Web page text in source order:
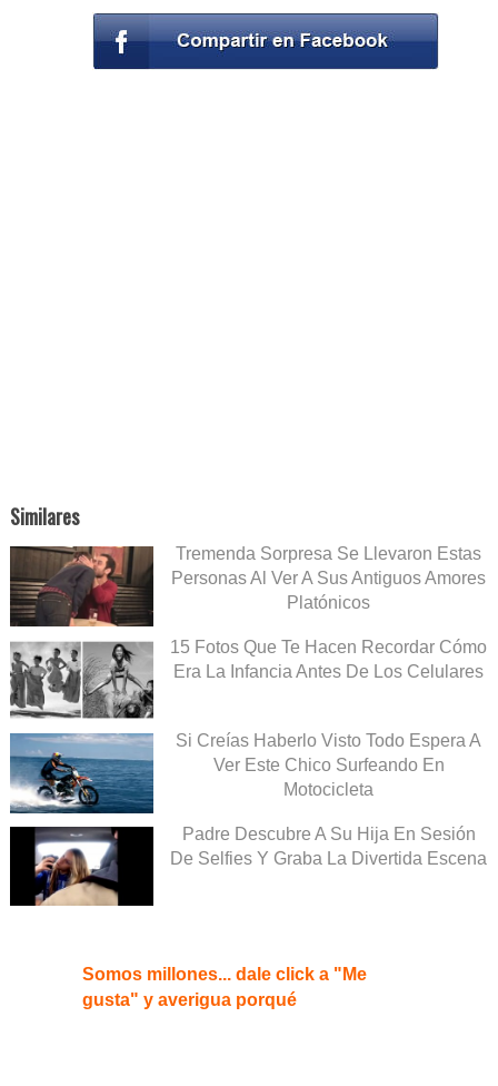
Similares
Tremenda Sorpresa Se Llevaron Estas
Personas Al Ver A Sus Antiguos Amores
Platónicos
15 Fotos Que Te Hacen Recordar Cómo
Era La Infancia Antes De Los Celulares
Si Creías Haberlo Visto Todo Espera A
Ver Este Chico Surfeando En
Motocicleta
Padre Descubre A Su Hija En Sesión
De Selfies Y Graba La Divertida Escena
Somos millones... dale click a "Me
gusta" y averigua porqué